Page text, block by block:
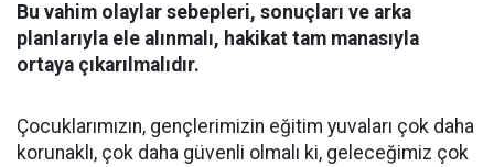
Bu vahim olaylar sebepleri, sonuçları ve arka
planlarıyla ele alınmalı, hakikat tam manasıyla
ortaya çıkarılmalıdır.
Çocuklarımızın, gençlerimizin eğitim yuvaları çok daha
korunaklı, çok daha güvenli olmalı ki, geleceğimiz çok